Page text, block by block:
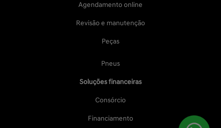
Agendamento online
Revisão e manutenção
Peças
Pneus
Soluções financeiras
Consórcio
Financiamento